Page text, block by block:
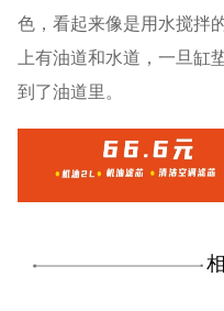
色，看起来像是用水搅拌
上有油道和水道，一旦缸
到了油道里。